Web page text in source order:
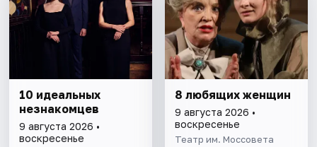
10 идеальных
незнакомцев
9 августа 2026 •
воскресенье
8 любящих женщин
9 августа 2026 •
воскресенье
Театр им. Моссовета